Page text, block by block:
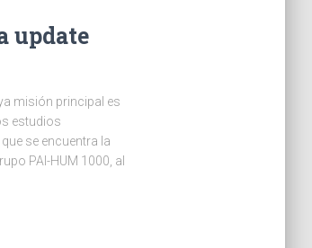
update
misión principal es
estudios
se encuentra la
PAI-HUM 1000, al